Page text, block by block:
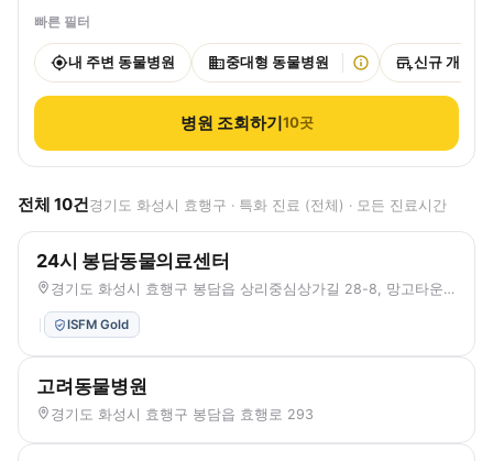
빠른 필터
내 주변 동물병원 중대형 동물병원 신규 개원
병원 조회하기10곳
전체 10건경기도 화성시 효행구 · 특화 진료 (전체) · 모든 진료시간
24시 봉담동물의료센터
경기도 화성시 효행구 봉담읍 상리중심상가길 28-8, 망고타운 203, 204, 205호
ISFM Gold
고려동물병원
경기도 화성시 효행구 봉담읍 효행로 293